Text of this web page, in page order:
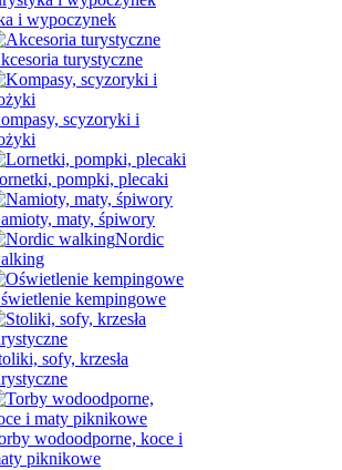
i wypoczynek
turystyczne
scyzoryki i
pompki, plecaki
maty, śpiwory
Nordic
kempingowe
sofy, krzesła
wodoodporne, koce i
piknikowe